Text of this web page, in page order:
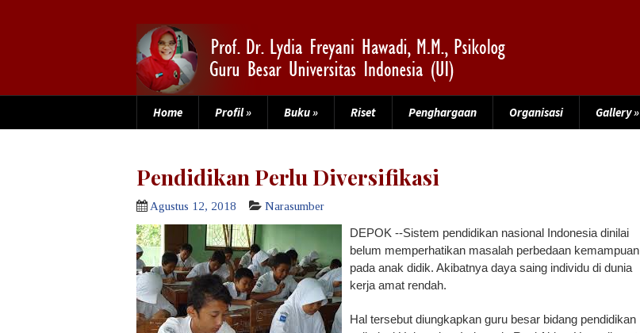
Home Profil» Buku» Riset Penghargaan Organisasi Gallery»
Pendidikan Perlu Diversifikasi
Agustus 12, 2018 Narasumber
DEPOK --Sistem pendidikan nasional Indonesia dinilai
belum memperhatikan masalah perbedaan kemampuan
pada anak didik. Akibatnya daya saing individu di dunia
kerja amat rendah.
Hal tersebut diungkapkan guru besar bidang pendidikan